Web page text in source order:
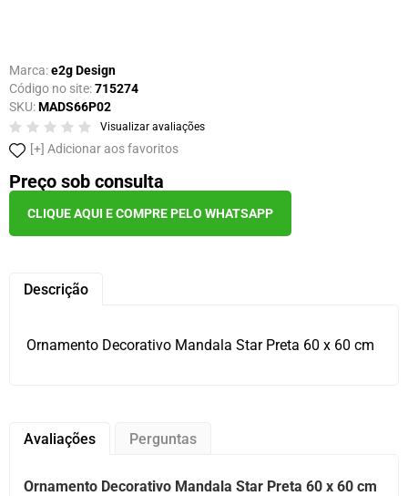
Marca:e2g Design
Código no site:715274
SKU:MADS66P02
Visualizar avaliações
Adicionar aos favoritos
Preço sob consulta
CLIQUE AQUI E COMPRE PELO WHATSAPP
Descrição
Ornamento Decorativo Mandala Star Preta 60 x 60 cm
Avaliações Perguntas
Ornamento Decorativo Mandala Star Preta 60 x 60 cm